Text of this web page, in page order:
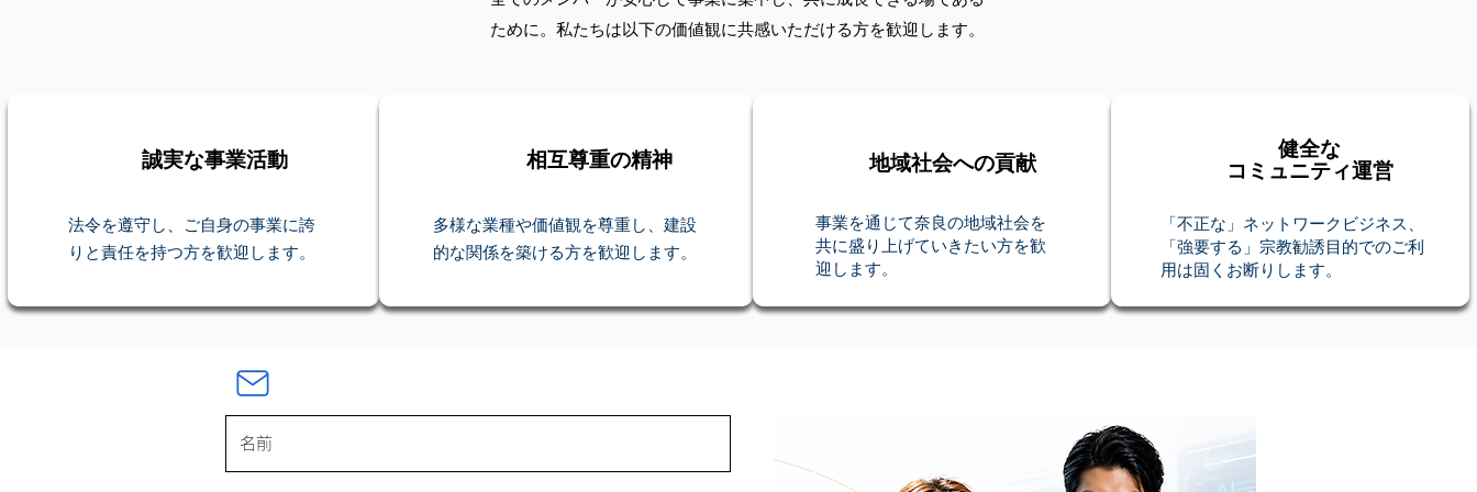
ために。私たちは以下の価値観に共感いただける方を歓迎します。
誠実な事業活動
法令を遵守し、ご自身の事業に誇
りと責任を持つ方を歓迎します。
相互尊重の精神
多様な業種や価値観を尊重し、建設
的な関係を築ける方を歓迎します。
地域社会への貢献
事業を通じて奈良の地域社会を
共に盛り上げていきたい方を歓
迎します。
健全な
コミュニティ運営
「不正な」ネットワークビジネス、
「強要する」宗教勧誘目的でのご利
用は固くお断りします。